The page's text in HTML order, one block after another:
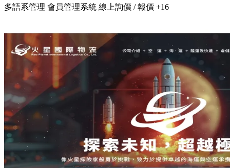
多語系管理 會員管理系統 線上詢價 / 報價 +16